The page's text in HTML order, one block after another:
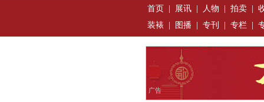
首页| 展讯| 人物 | 拍卖|
装裱 | 图播 | 专刊 | 专栏|
广告